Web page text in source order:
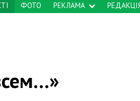
ФОТО РЕКЛАМА